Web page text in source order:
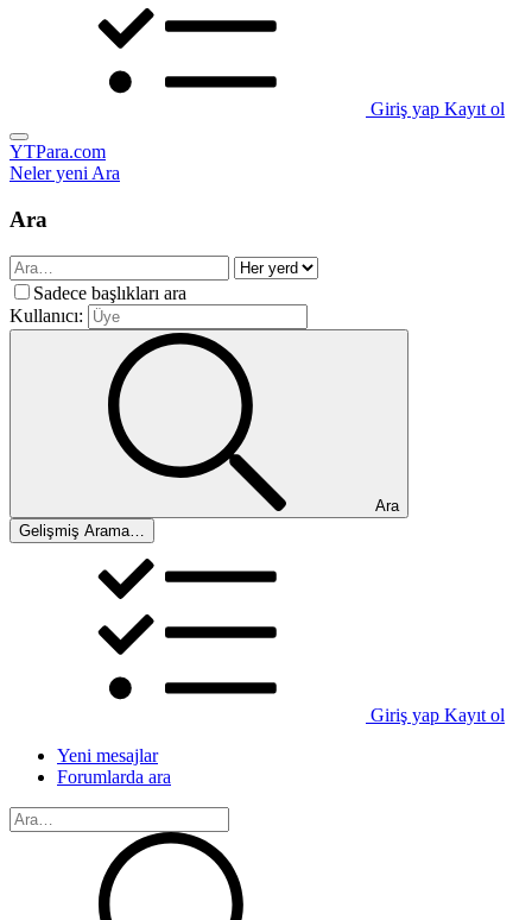
Giriş yap Kayıt ol
YTPara.com
Neler yeniAra
Ara
Sadece başlıkları ara
Kullanıcı:
Ara
Gelişmiş Arama…
Giriş yap Kayıt ol
Yeni mesajlar
Forumlarda ara